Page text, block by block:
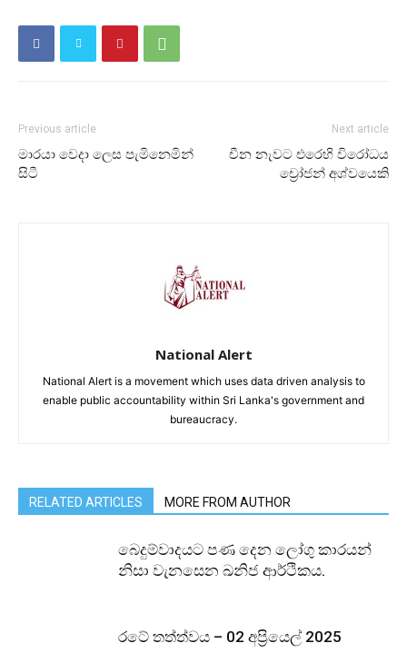
Previous article
මාරයා වෙදා ලෙස පැමිනෙමින්
සිටී
Next article
චීන නැවට එරෙහි විරෝධය
ච්‍රෝජන් අශ්වයෙකි
National Alert
National Alert is a movement which uses data driven analysis to
enable public accountability within Sri Lanka's government and
bureaucracy.
RELATED ARTICLES MORE FROM AUTHOR
බෙදුම්වාදයට පණ දෙන ලෝගු කාරයන්
නිසා වැනසෙන ඛනිජ ආර්ථිකය.
රටේ තත්ත්වය – 02 අප්‍රියෙල් 2025